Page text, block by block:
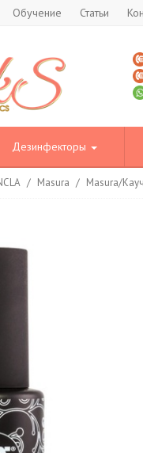
Обучение Статьи
Дезинфекторы
/ Masura / Masura/